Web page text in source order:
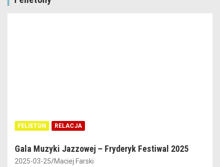
FELIETON RELACJA
Gala Muzyki Jazzowej – Fryderyk Festiwal 2025
2025-03-25 Maciej Farski